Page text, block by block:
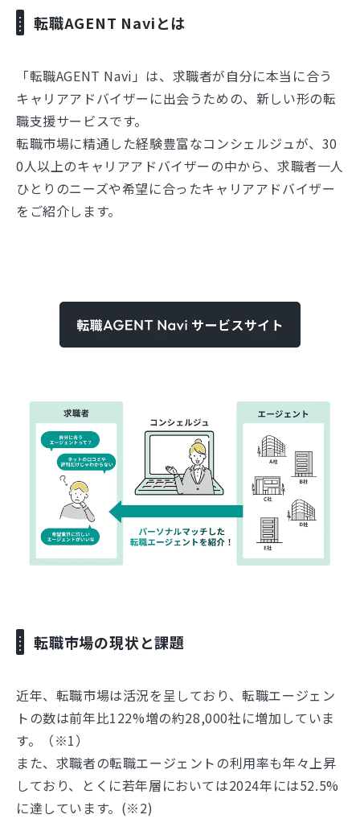
転職AGENT Naviとは
「転職AGENT Navi」は、求職者が自分に本当に合う
キャリアアドバイザーに出会うための、新しい形の転
職支援サービスです。
転職市場に精通した経験豊富なコンシェルジュが、30
0人以上のキャリアアドバイザーの中から、求職者一人
ひとりのニーズや希望に合ったキャリアアドバイザー
をご紹介します。
転職市場の現状と課題
近年、転職市場は活況を呈しており、転職エージェン
トの数は前年比122%増の約28,000社に増加していま
す。（※1）
また、求職者の転職エージェントの利用率も年々上昇
しており、とくに若年層においては2024年には52.5%
に達しています。(※2)